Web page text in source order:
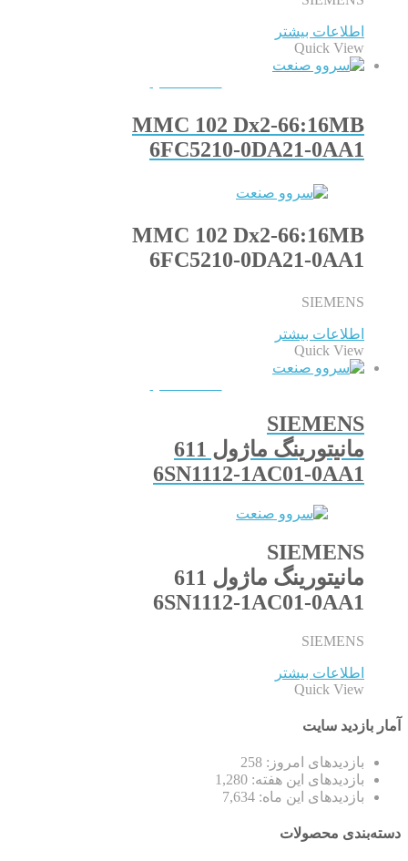
اطلاعات بیشتر
Quick View
MMC 102 Dx2-66:16MB
6FC5210-0DA21-0AA1
MMC 102 Dx2-66:16MB
6FC5210-0DA21-0AA1
SIEMENS
اطلاعات بیشتر
Quick View
SIEMENS
مانیتورینگ ماژول 611
6SN1112-1AC01-0AA1
SIEMENS
مانیتورینگ ماژول 611
6SN1112-1AC01-0AA1
SIEMENS
اطلاعات بیشتر
Quick View
آمار بازدید سایت
بازدیدهای امروز: 258
بازدیدهای این هفته: 1,280
بازدیدهای این ماه: 7,634
دسته‌بندی محصولات